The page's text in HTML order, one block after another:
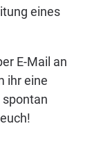
eines
E-Mail an
ihr eine